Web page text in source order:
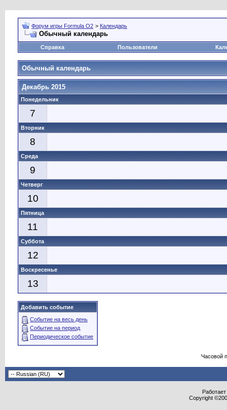
Форум игры Formula O2 > Календарь
Обычный календарь
Справка Пользователи
Обычный календарь
Декабрь 2015
Понедельник
7
Вторник
8
Среда
9
Четверг
10
Пятница
11
Суббота
12
Воскресенье
13
Добавить событие
Событие на весь день
Событие на период
Периодическое событие
Часовой
Copyright